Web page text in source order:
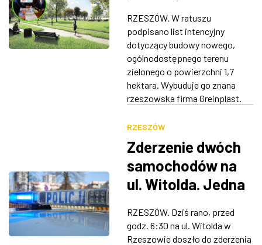
GASTRONOMIA
ZDJĘCIA
[WIZUALIZACJE]
RZESZÓW. W ratuszu
podpisano list intencyjny
dotyczący budowy nowego,
ogólnodostępnego terenu
zielonego o powierzchni 1,7
hektara. Wybuduje go znana
rzeszowska firma Greinplast.
RZESZÓW
Zderzenie dwóch
samochodów na
ul. Witolda. Jedna
RZESZÓW. Dziś rano, przed
godz. 6:30 na ul. Witolda w
Rzeszowie doszło do zderzenia